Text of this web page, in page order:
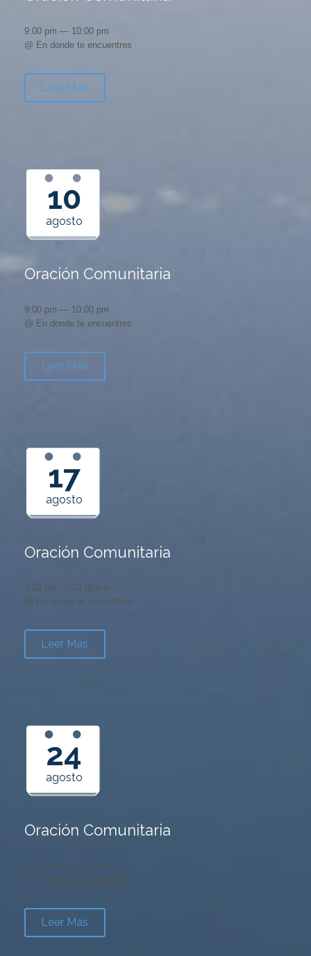
9:00 pm — 10:00 pm
@ En donde te encuentres
Leer Más
10
agosto
Oración Comunitaria
9:00 pm — 10:00 pm
@ En donde te encuentres
Leer Más
17
agosto
Oración Comunitaria
9:00 pm — 10:00 pm
@ En donde te encuentres
Leer Más
24
agosto
Oración Comunitaria
9:00 pm — 10:00 pm
@ En donde te encuentres
Leer Más